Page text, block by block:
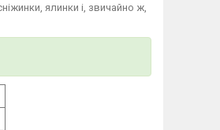
ялинки і, звичайно ж,